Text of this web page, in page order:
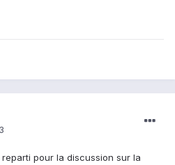
pour la discussion sur la